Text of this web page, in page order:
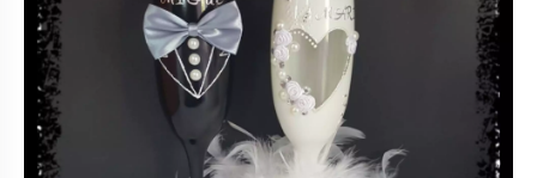
personalizadas
de boda
Árboles de Huellas para Primera
Comunión
Batas de comunión personalizadas